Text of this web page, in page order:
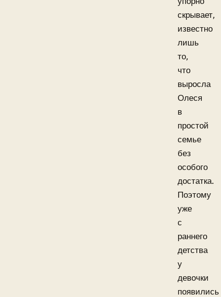
скрывает,
известно
лишь
то,
что
выросла
Олеся
в
простой
семье
без
особого
достатка.
Поэтому
уже
с
раннего
детства
у
девочки
появились